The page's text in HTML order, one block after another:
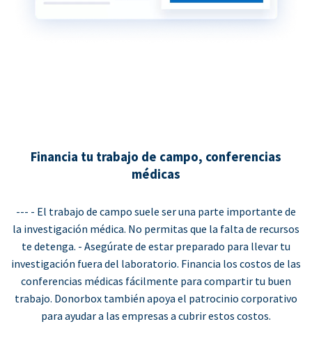
Financia tu trabajo de campo, conferencias
médicas
--- - El trabajo de campo suele ser una parte importante de
la investigación médica. No permitas que la falta de recursos
te detenga. - Asegúrate de estar preparado para llevar tu
investigación fuera del laboratorio. Financia los costos de las
conferencias médicas fácilmente para compartir tu buen
trabajo. Donorbox también apoya el patrocinio corporativo
para ayudar a las empresas a cubrir estos costos.